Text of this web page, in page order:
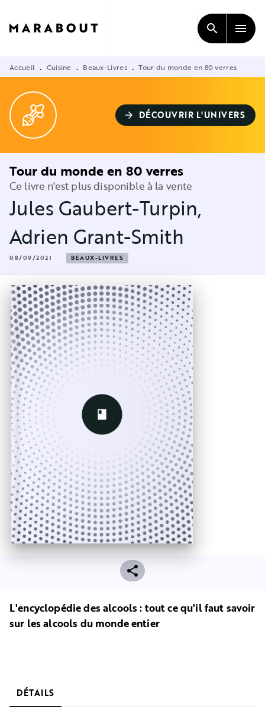
CONTENU
search menu
Accueil • Cuisine • Beaux-Livres • Tour du monde en 80 verres
arrow_forward DÉCOUVRIR L'UNIVERS
Tour du monde en 80 verres
Ce livre n'est plus disponible à la vente
Jules Gaubert-Turpin,
Adrien Grant-Smith
08/09/2021 BEAUX-LIVRES
L'encyclopédie des alcools : tout ce qu'il faut savoir
sur les alcools du monde entier
DÉTAILS